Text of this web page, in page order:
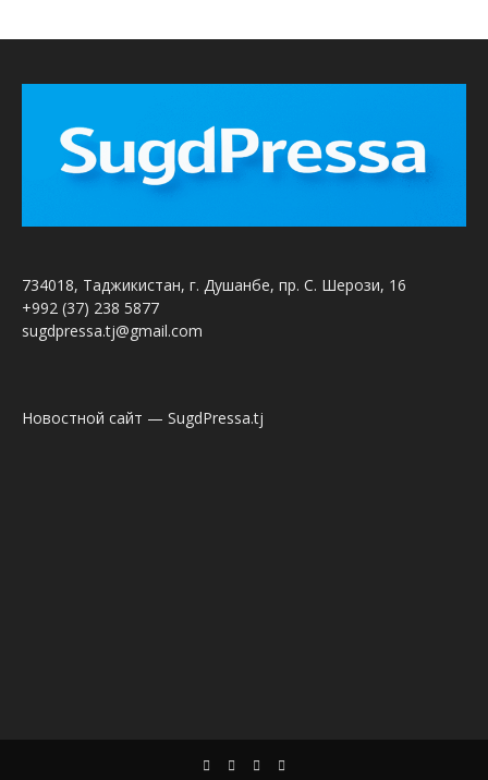
734018, Таджикистан, г. Душанбе, пр. С. Шерози, 16
+992 (37) 238 5877
sugdpressa.tj@gmail.com
Новостной сайт — SugdPressa.tj